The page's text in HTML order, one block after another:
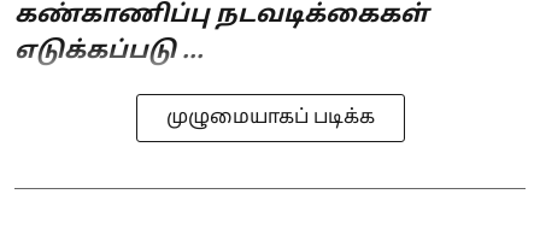
கண்காணிப்பு நடவடிக்கைகள்
எடுக்கப்படு ...
முழுமையாகப் படிக்க